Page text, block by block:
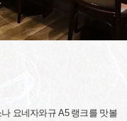
요네자와규 A5 랭크를 맛볼